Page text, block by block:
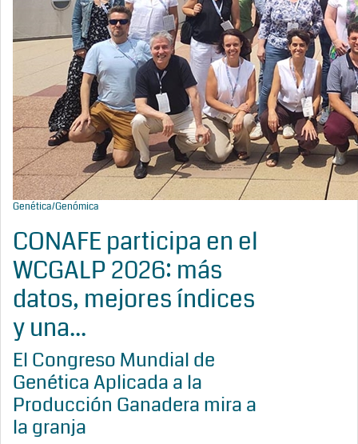
Genética/Genómica
CONAFE participa en el
WCGALP 2026: más
datos, mejores índices
y una...
El Congreso Mundial de
Genética Aplicada a la
Producción Ganadera mira a
la granja